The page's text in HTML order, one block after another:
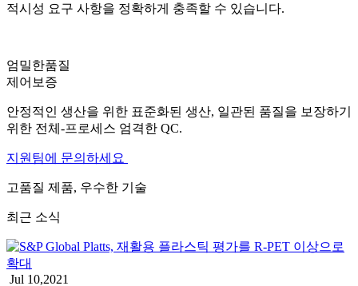
적시성 요구 사항을 정확하게 충족할 수 있습니다.
엄밀한품질
제어 보증
안정적인 생산을 위한 표준화된 생산, 일관된 품질을 보장하기
위한 전체-프로세스 엄격한 QC.
지원팀에 문의하세요
고품질 제품, 우수한 기술
최근 소식
Jul 10,2021